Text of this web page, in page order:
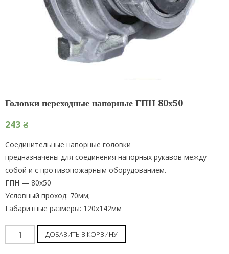
Головки переходные напорные ГПН 80х50
243 ₴
Соединительные напорные головки
предназначены для соединения напорных рукавов между
собой и с противопожарным оборудованием.
ГПН — 80х50
Условный проход: 70мм;
Габаритные размеры: 120х142мм
Головки
переходные
ДОБАВИТЬ В КОРЗИНУ